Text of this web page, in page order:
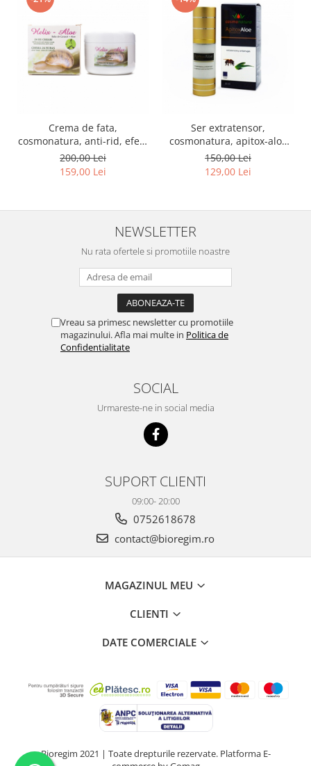
Crema de fata,
cosmonatura, anti-rid, efect
puternic de hidratare si
regenerare, cu extract de
melc si aloe, 100 ml
200,00 Lei
159,00 Lei
Ser extratensor,
cosmonatura, apitox-aloe
essence, antirid, cu venin
de albine si aloe, 35 ml
150,00 Lei
129,00 Lei
NEWSLETTER
Nu rata ofertele si promotiile noastre
Vreau sa primesc newsletter cu promotiile
magazinului. Afla mai multe in Politica de
Confidentialitate
SOCIAL
Urmareste-ne in social media
SUPORT CLIENTI
09:00- 20:00
0752618678
contact@bioregim.ro
MAGAZINUL MEU
CLIENTI
DATE COMERCIALE
Bioregim 2021 | Toate drepturile rezervate. Platforma E-